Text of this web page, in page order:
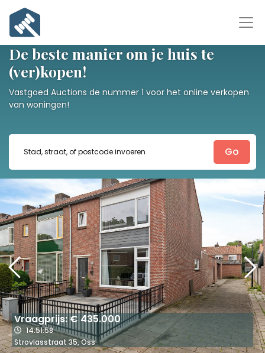
De beste manier om je huis te
(ver)kopen!
Vastgoed Auctions de nummer 1 voor het online verkopen
van woningen!
Go
Vraagprijs: € 435.000
14:51:58
Strovlasstraat 35,Oss